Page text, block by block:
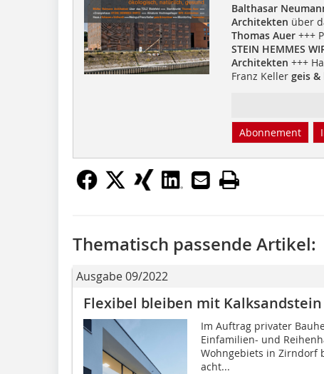
Balthasar
Architekten über
Thomas Auer+++
STEIN HEMMES
Architekten +++
Franz Keller geis
Abonnement
Thematisch passende Artikel:
Ausgabe 09/2022
Flexibel bleiben mit Kalksandstein
Im Auftrag privater
Einfamilien- und
Wohngebiets in Zirndorf
acht...